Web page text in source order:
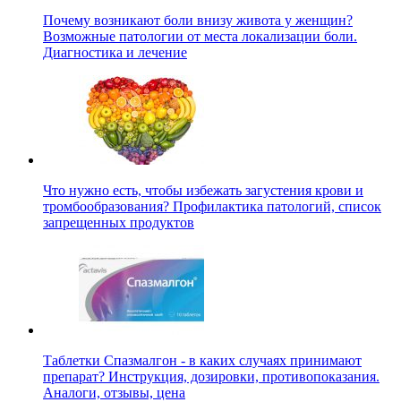
Почему возникают боли внизу живота у женщин?
Возможные патологии от места локализации боли.
Диагностика и лечение
Что нужно есть, чтобы избежать загустения крови и
тромбообразования? Профилактика патологий, список
запрещенных продуктов
Таблетки Спазмалгон - в каких случаях принимают
препарат? Инструкция, дозировки, противопоказания.
Аналоги, отзывы, цена